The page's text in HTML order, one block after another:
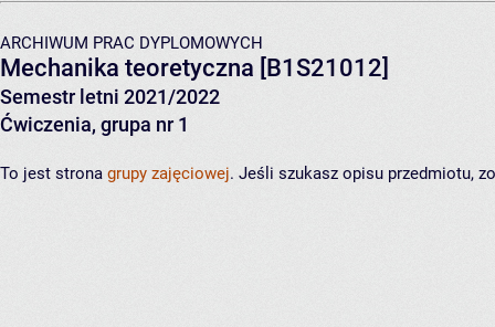
ARCHIWUM PRAC DYPLOMOWYCH
Mechanika teoretyczna [B1S21012]
Semestr letni 2021/2022
Ćwiczenia, grupa nr 1
To jest strona grupy zajęciowej. Jeśli szukasz opisu przedmiotu,